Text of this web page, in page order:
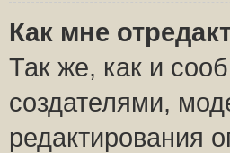
Как мне
Так же, как и
создателями,
редактирования